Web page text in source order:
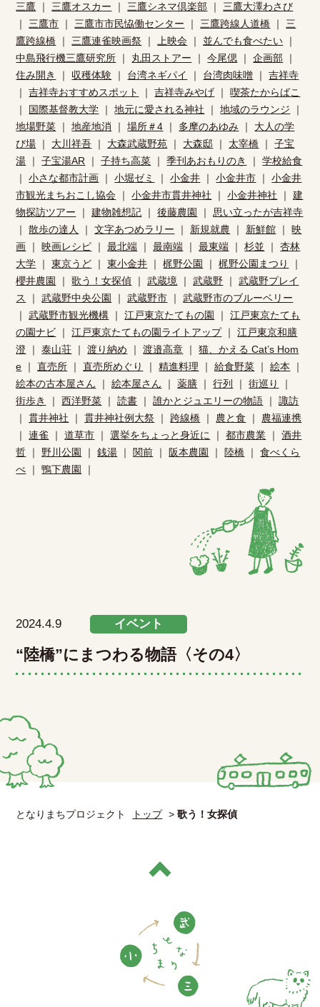
三鷹 ｜ 三鷹オスカー ｜ 三鷹シネマ倶楽部 ｜ 三鷹大澤わさび
｜ 三鷹市 ｜ 三鷹市市民恊働センター ｜ 三鷹跨線人道橋 ｜ 三
鷹跨線橋 ｜ 三鷹連雀映画祭 ｜ 上映会 ｜ 並んでも食べたい ｜
中島飛行機三鷹研究所 ｜ 丸田ストアー ｜今尾偲 ｜企画部 ｜
住み開き
｜ 収穫体験 ｜ 台湾ネギパイ ｜ 台湾肉味噌 ｜吉祥寺
｜吉祥寺おすすめスポット ｜吉祥寺みやげ ｜喫茶たからばこ
｜
国際基督教大学 ｜地元に愛される神社 ｜地域のラウンジ ｜
地場野菜 ｜地産地消 ｜場所＃4 ｜ 多摩のあゆみ ｜ 大人の学
び場 ｜ 大川祥吾 ｜ 大森武蔵野苑 ｜ 大森邸 ｜ 太宰橋 ｜子宝
湯 ｜子宝湯AR ｜子持ち高菜 ｜季刊あおもりのき ｜学校給食
｜小さな都市計画 ｜小堀ゼミ ｜小金井 ｜小金井市 ｜小金井
市観光まちおこし協会 ｜小金井市貫井神社 ｜小金井神社 ｜建
物探訪ツアー ｜建物雑想記 ｜後藤農園 ｜ 思い立ったが吉祥寺
｜散歩の達人 ｜文字あつめラリー ｜ 新規就農 ｜ 新鮮館 ｜映
画 ｜映画レシピ ｜最北端 ｜最南端 ｜最東端 ｜杉並 ｜杏林
大学 ｜東京うど ｜東小金井 ｜梶野公園 ｜梶野公園まつり
｜
櫻井農園
｜歌う！女探偵 ｜武蔵境 ｜武蔵野 ｜武蔵野プレイ
ス
｜武蔵野中央公園 ｜武蔵野市 ｜武蔵野市のブルーベリー
｜武蔵野市観光機構 ｜江戸東京たてもの園 ｜江戸東京たても
の園ナビ ｜江戸東京たてもの園ライトアップ｜江戸東京和膳
澄 ｜泰山荘 ｜渡り納め ｜渡邉高章 ｜猫、かえる Cat’s Hom
e ｜直売所 ｜直売所めぐり ｜精進料理 ｜給食野菜 ｜絵本 ｜
絵本の古本屋さん ｜絵本屋さん ｜薬膳 ｜行列 ｜街巡り
｜
街歩き
｜西洋野菜 ｜読書 ｜誰かとジュエリーの物語 ｜諏訪
｜貫井神社 ｜貫井神社例大祭 ｜跨線橋 ｜ 農と食 ｜ 農福連携
｜連雀 ｜道草市 ｜選挙をちょっと身近に ｜都市農業 ｜酒井
哲 ｜ 野川公園 ｜銭湯 ｜ 関前 ｜ 阪本農園 ｜ 陸橋 ｜食べくら
べ ｜鴨下農園 ｜
2024.4.9 イベント
“陸橋”にまつわる物語〈その4〉
となりまちプロジェクト トップ >歌う！女探偵